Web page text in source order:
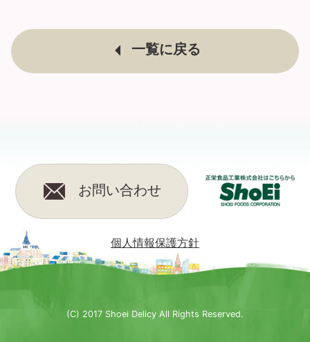
一覧に戻る
お問い合わせ
個人情報保護方針
(C) 2017 Shoei Delicy All Rights Reserved.